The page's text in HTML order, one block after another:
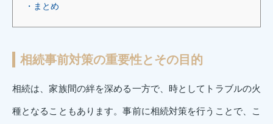
・まとめ
相続事前対策の重要性とその目的
相続は、家族間の絆を深める一方で、時としてトラブルの火
種となることもあります。事前に相続対策を行うことで、こ